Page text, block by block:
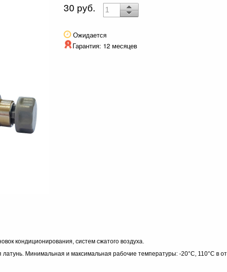
30 руб.
Ожидается
Гарантия: 12 месяцев
кондиционирования, систем сжатого воздуха.
Минимальная и максимальная рабочие температуры: -20°C, 110°C в